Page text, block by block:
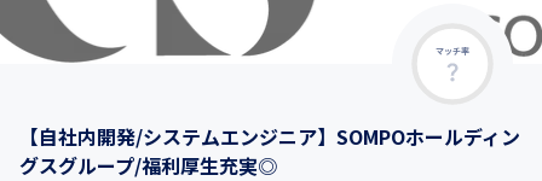
マッチ率
【自社内開発/システムエンジニア】SOMPOホールディン
グスグループ/福利厚生充実◎